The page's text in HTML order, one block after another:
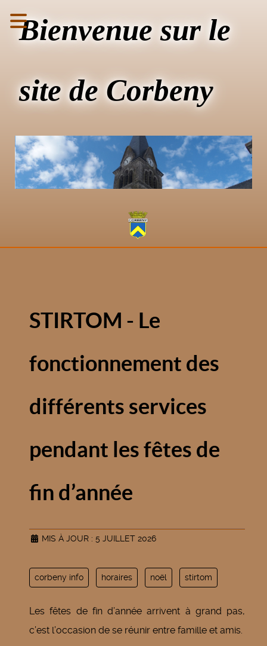
Bienvenue sur le
site de Corbeny
STIRTOM - Le
fonctionnement des
différents services
pendant les fêtes de
fin d’année
MIS À JOUR : 5 JUILLET 2026
corbeny info horaires noël stirtom
Les fêtes de fin d’année arrivent à grand pas,
c’est l’occasion de se réunir entre famille et amis.